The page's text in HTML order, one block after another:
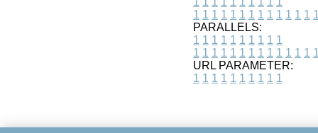
1 1 1 1 1 1 1 1 1 1 1 1 1 1
PARALLELS:
1 1 1 1 1 1 1 1 1 1
1 1 1 1 1 1 1 1 1 1 1 1 1 1
URL PARAMETER:
1 1 1 1 1 1 1 1 1 1